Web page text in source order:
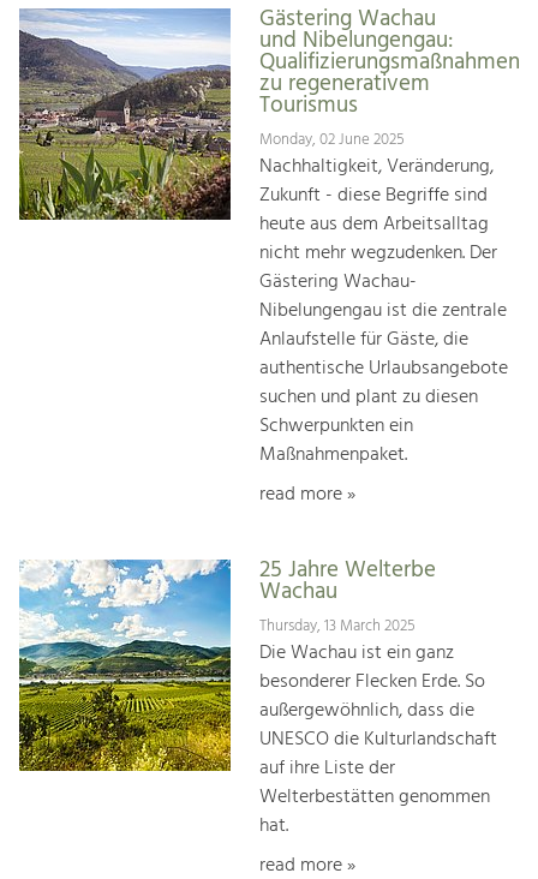
Gästering Wachau
und Nibelungengau:
Qualifizierungsmaßnahmen
zu regenerativem
Tourismus
Monday, 02 June 2025
Nachhaltigkeit, Veränderung,
Zukunft - diese Begriffe sind
heute aus dem Arbeitsalltag
nicht mehr wegzudenken. Der
Gästering Wachau-
Nibelungengau ist die zentrale
Anlaufstelle für Gäste, die
authentische Urlaubsangebote
suchen und plant zu diesen
Schwerpunkten ein
Maßnahmenpaket.
read more »
25 Jahre Welterbe
Wachau
Thursday, 13 March 2025
Die Wachau ist ein ganz
besonderer Flecken Erde. So
außergewöhnlich, dass die
UNESCO die Kulturlandschaft
auf ihre Liste der
Welterbestätten genommen
hat.
read more »